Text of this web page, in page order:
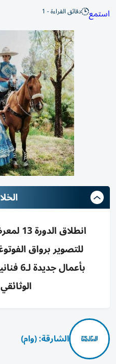
استمع دقائق القراءة - 1
الشارقة: (وام)